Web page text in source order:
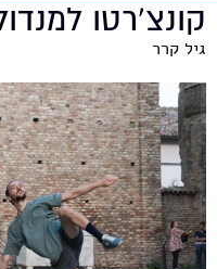
קונצ'רטו
גיל קרר